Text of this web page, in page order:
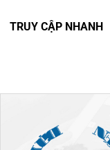
TRUY CẬP NHANH